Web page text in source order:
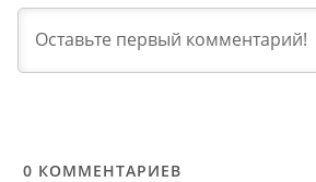
0 КОММЕНТАРИЕВ